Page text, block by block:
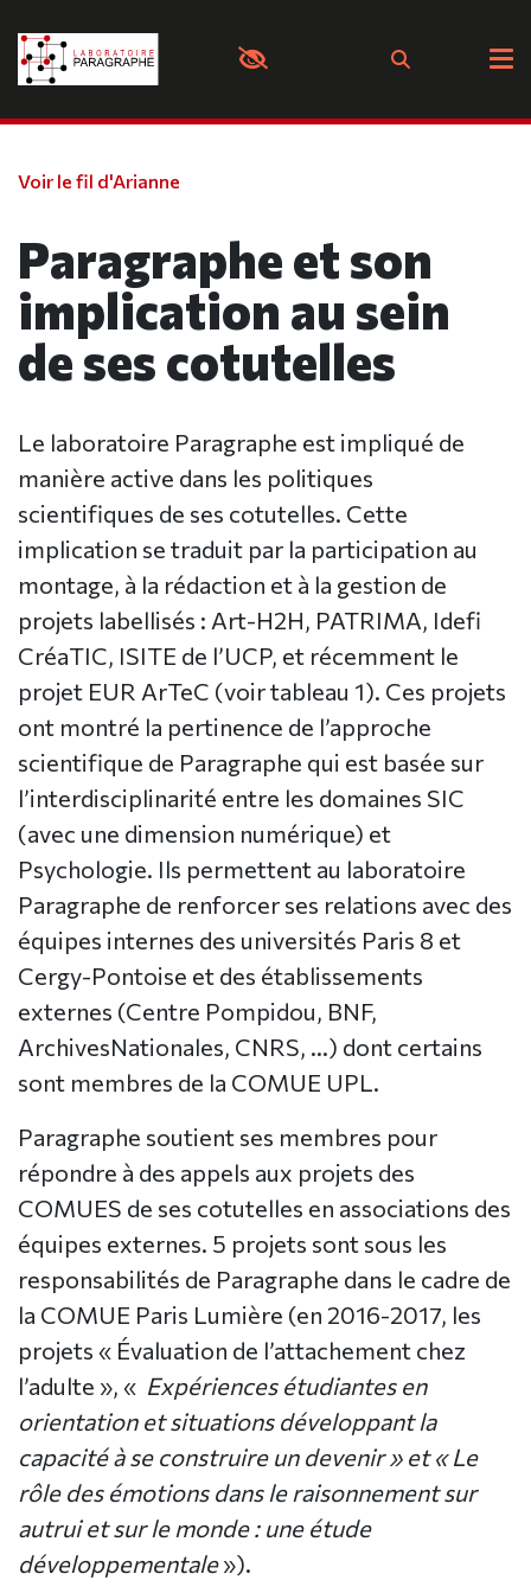
Voir le fil d'Arianne
Paragraphe et son
implication au sein
de ses cotutelles
Le laboratoire Paragraphe est impliqué de
manière active dans les politiques
scientifiques de ses cotutelles. Cette
implication se traduit par la participation au
montage, à la rédaction et à la gestion de
projets labellisés : Art-H2H, PATRIMA, Idefi
CréaTIC, ISITE de l’UCP, et récemment le
projet EUR ArTeC (voir tableau 1). Ces projets
ont montré la pertinence de l’approche
scientifique de Paragraphe qui est basée sur
l’interdisciplinarité entre les domaines SIC
(avec une dimension numérique) et
Psychologie. Ils permettent au laboratoire
Paragraphe de renforcer ses relations avec des
équipes internes des universités Paris 8 et
Cergy-Pontoise et des établissements
externes (Centre Pompidou, BNF,
ArchivesNationales, CNRS, …) dont certains
sont membres de la COMUE UPL.
Paragraphe soutient ses membres pour
répondre à des appels aux projets des
COMUES de ses cotutelles en associations des
équipes externes. 5 projets sont sous les
responsabilités de Paragraphe dans le cadre de
la COMUE Paris Lumière (en 2016-2017, les
projets « Évaluation de l’attachement chez
l’adulte », « Expériences étudiantes en
orientation et situations développant la
capacité à se construire un devenir » et « Le
rôle des émotions dans le raisonnement sur
autrui et sur le monde : une étude
développementale»).